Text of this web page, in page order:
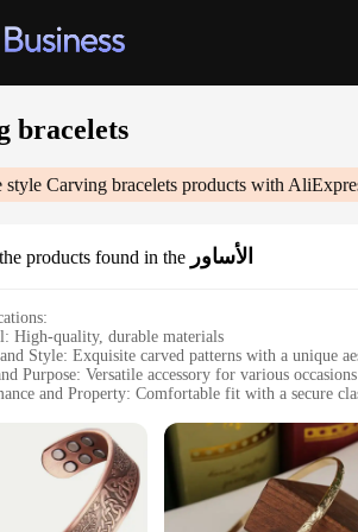
bracelets
style Carving bracelets products with
products found in the الأساور
High-quality, durable materials
Style: Exquisite carved patterns with a unique
Purpose: Versatile accessory for various occasions
and Property: Comfortable fit with a secure
Accessories: Comes as a set with multiple bracelets
Craftsmanship and Design**
Bracelets are not just ordinary accessories;
artistry. The design is not only visually